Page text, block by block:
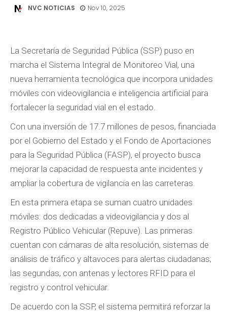
NVC NOTICIAS Nov 10, 2025
La Secretaría de Seguridad Pública (SSP) puso en
marcha el Sistema Integral de Monitoreo Vial, una
nueva herramienta tecnológica que incorpora unidades
móviles con videovigilancia e inteligencia artificial para
fortalecer la seguridad vial en el estado.
Con una inversión de 17.7 millones de pesos, financiada
por el Gobierno del Estado y el Fondo de Aportaciones
para la Seguridad Pública (FASP), el proyecto busca
mejorar la capacidad de respuesta ante incidentes y
ampliar la cobertura de vigilancia en las carreteras.
En esta primera etapa se suman cuatro unidades
móviles: dos dedicadas a videovigilancia y dos al
Registro Público Vehicular (Repuve). Las primeras
cuentan con cámaras de alta resolución, sistemas de
análisis de tráfico y altavoces para alertas ciudadanas;
las segundas, con antenas y lectores RFID para el
registro y control vehicular.
De acuerdo con la SSP, el sistema permitirá reforzar la